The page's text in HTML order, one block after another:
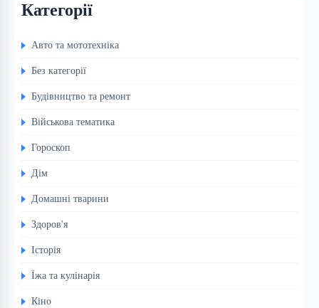
Категорії
Авто та мототехніка
Без категорії
Будівництво та ремонт
Військова тематика
Гороскоп
Дім
Домашні тварини
Здоров'я
Історія
Їжа та кулінарія
Кіно